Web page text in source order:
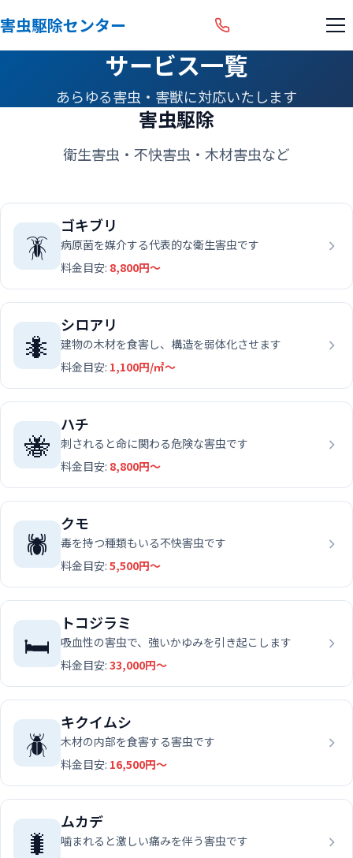
害虫駆除センター
サービス一覧
あらゆる害虫・害獣に対応いたします
害虫駆除
衛生害虫・不快害虫・木材害虫など
🪳
ゴキブリ
病原菌を媒介する代表的な衛生害虫です
料金目安: 8,800円〜
🐜
シロアリ
建物の木材を食害し、構造を弱体化させます
料金目安: 1,100円/㎡〜
🐝
ハチ
刺されると命に関わる危険な害虫です
料金目安: 8,800円〜
🕷️
クモ
毒を持つ種類もいる不快害虫です
料金目安: 5,500円〜
🛏️
トコジラミ
吸血性の害虫で、強いかゆみを引き起こします
料金目安: 33,000円〜
🪲
キクイムシ
木材の内部を食害する害虫です
料金目安: 16,500円〜
🐛
ムカデ
噛まれると激しい痛みを伴う害虫です